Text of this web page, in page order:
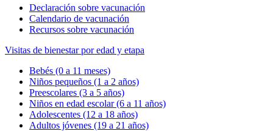
Declaración sobre vacunación
Calendario de vacunación
Recursos sobre vacunación
Visitas de bienestar por edad y etapa
Bebés (0 a 11 meses)
Niños pequeños (1 a 2 años)
Preescolares (3 a 5 años)
Niños en edad escolar (6 a 11 años)
Adolescentes (12 a 18 años)
Adultos jóvenes (19 a 21 años)